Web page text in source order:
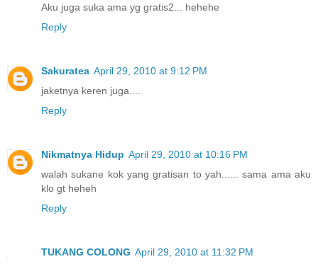
Aku juga suka ama yg gratis2... hehehe
Reply
Sakuratea April 29, 2010 at 9:12 PM
jaketnya keren juga....
Reply
Nikmatnya Hidup April 29, 2010 at 10:16 PM
walah sukane kok yang gratisan to yah...... sama ama aku
klo gt heheh
Reply
TUKANG COLONG April 29, 2010 at 11:32 PM